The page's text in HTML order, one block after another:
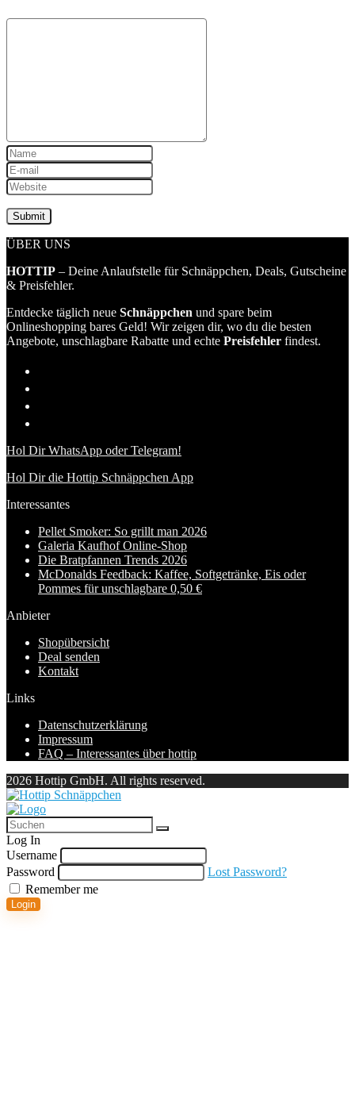
ÜBER UNS
HOTTIP – Deine Anlaufstelle für Schnäppchen, Deals, Gutscheine
& Preisfehler.
Entdecke täglich neue Schnäppchen und spare beim
Onlineshopping bares Geld! Wir zeigen dir, wo du die besten
Angebote, unschlagbare Rabatte und echte Preisfehler findest.
Hol Dir WhatsApp oder Telegram!
Hol Dir die Hottip Schnäppchen App
Interessantes
Pellet Smoker: So grillt man 2026
Galeria Kaufhof Online-Shop
Die Bratpfannen Trends 2026
McDonalds Feedback: Kaffee, Softgetränke, Eis oder
Pommes für unschlagbare 0,50 €
Anbieter
Shopübersicht
Deal senden
Kontakt
Links
Datenschutzerklärung
Impressum
FAQ – Interessantes über hottip
2026 Hottip GmbH. All rights reserved.
Log In
Username
Password
Lost Password?
Remember me
Login